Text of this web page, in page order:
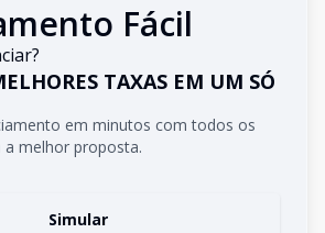
Fácil
TAXAS EM UM SÓ
em minutos com todos os
a melhor proposta.
Simular